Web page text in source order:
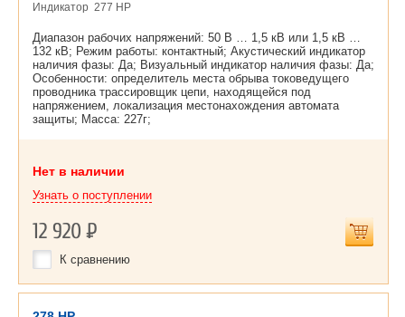
Индикатор 277 HP
Диапазон рабочих напряжений: 50 В … 1,5 кВ или 1,5 кВ …
132 кВ; Режим работы: контактный; Акустический индикатор
наличия фазы: Да; Визуальный индикатор наличия фазы: Да;
Особенности: определитель места обрыва токоведущего
проводника трассировщик цепи, находящейся под
напряжением, локализация местонахождения автомата
защиты; Масса: 227г;
Нет в наличии
Узнать о поступлении
12 920Р
К сравнению